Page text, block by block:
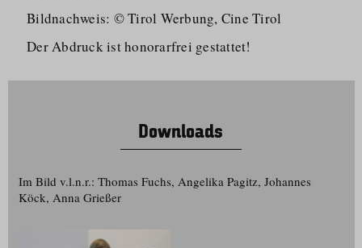
Bildnachweis: © Tirol Werbung, Cine Tirol
Der Abdruck ist honorarfrei gestattet!
Downloads
Im Bild v.l.n.r.: Thomas Fuchs, Angelika Pagitz, Johannes
Köck, Anna Grießer